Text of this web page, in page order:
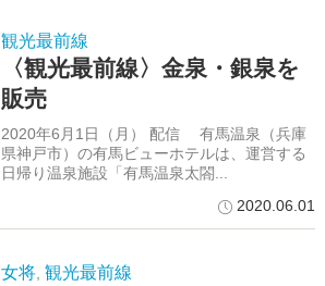
観光最前線
〈観光最前線〉金泉・銀泉を
販売
2020年6月1日（月） 配信 有馬温泉（兵庫
県神戸市）の有馬ビューホテルは、運営する
日帰り温泉施設「有馬温泉太閤...
2020.06.01
女将, 観光最前線